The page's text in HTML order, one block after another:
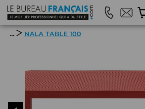
... NALA TABLE 100